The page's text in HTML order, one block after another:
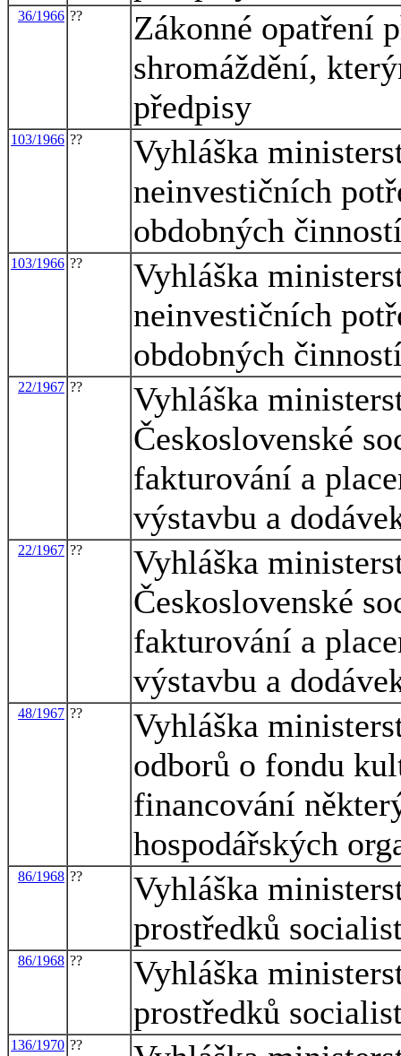
36/1966 ??
Zákonné opatření
shromáždění,
předpisy
103/1966 ??
Vyhláška
neinvestičních
obdobných
103/1966 ??
Vyhláška
neinvestičních
obdobných
22/1967 ??
Vyhláška
Československé
fakturování a
výstavbu a
22/1967 ??
Vyhláška
Československé
fakturování a
výstavbu a
48/1967 ??
Vyhláška
odborů o fondu
financování
hospodářských
86/1968 ??
Vyhláška
prostředků
86/1968 ??
Vyhláška
prostředků
136/1970 ??